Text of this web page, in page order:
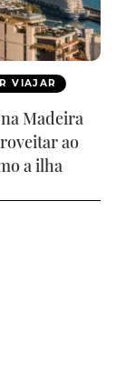
VIAJAR
Madeira
ao
a ilha